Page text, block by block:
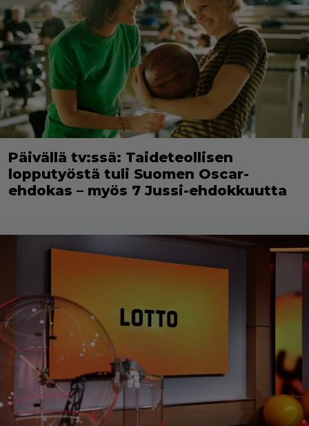
Päivällä tv:ssä: Taideteollisen
lopputyöstä tuli Suomen Oscar-
ehdokas – myös 7 Jussi-ehdokkuutta